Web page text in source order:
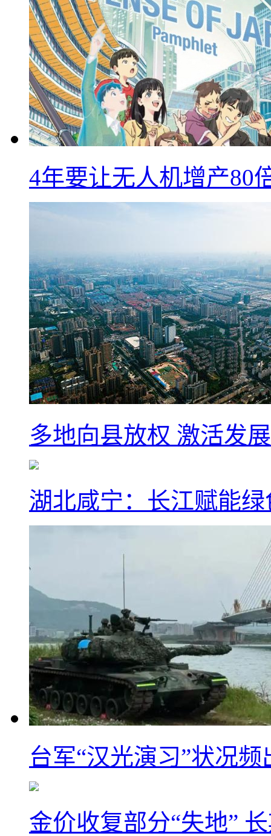
4年要让无人机增产80
多地向县放权 激活发
湖北咸宁：长江赋能
台军“汉光演习”状况
金价收复部分“失地”